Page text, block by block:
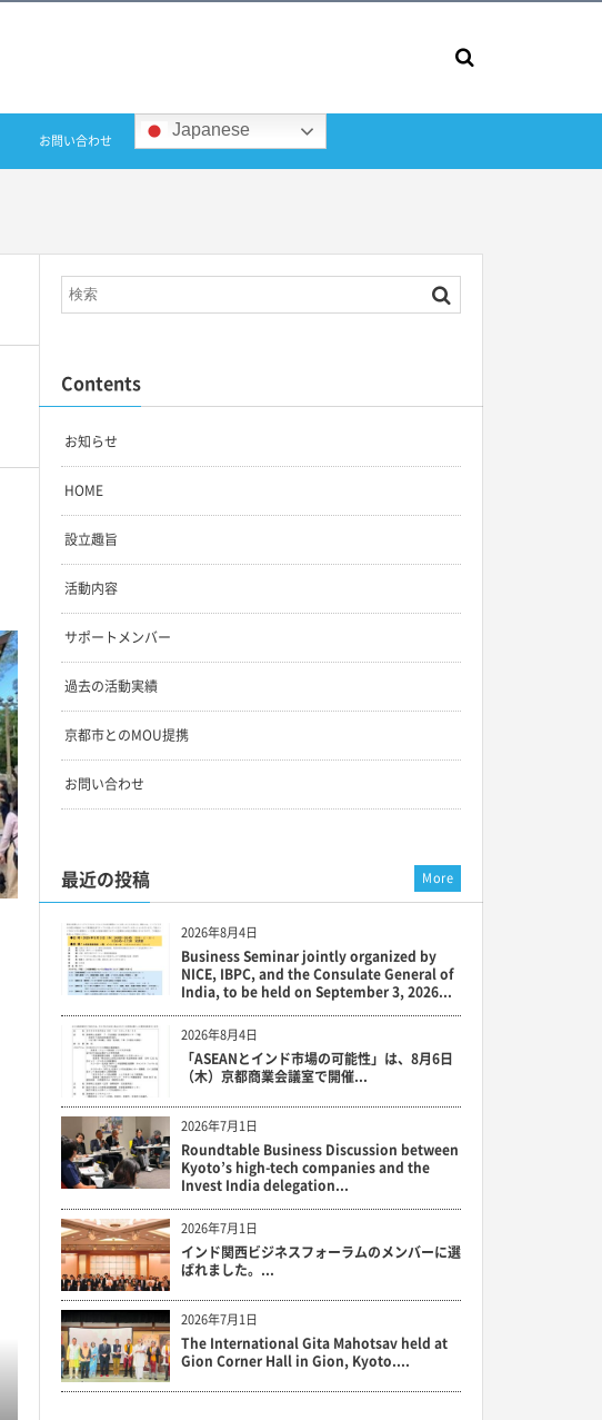
お問い合わせ
Japanese
Contents
お知らせ
HOME
設立趣旨
活動内容
サポートメンバー
過去の活動実績
京都市とのMOU提携
お問い合わせ
最近の投稿
2026年8月4日
Business Seminar jointly organized by
NICE, IBPC, and the Consulate General of
India, to be held on September 3, 2026...
2026年8月4日
「ASEANとインド市場の可能性」は、8月6日
（木）京都商業会議室で開催...
2026年7月1日
Roundtable Business Discussion between
Kyoto’s high-tech companies and the
Invest India delegation...
2026年7月1日
インド関西ビジネスフォーラムのメンバーに選
ばれました。...
2026年7月1日
The International Gita Mahotsav held at
Gion Corner Hall in Gion, Kyoto....
More